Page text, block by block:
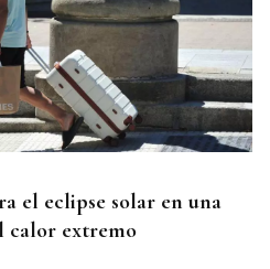
el eclipse solar en una
calor extremo